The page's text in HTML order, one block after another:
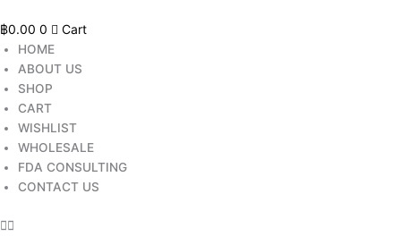
to
content
฿0.00 0 Cart
HOME
ABOUT US
SHOP
CART
WISHLIST
WHOLESALE
FDA CONSULTING
CONTACT US
Cover
Sac
Cap
Shampoo
(1
แพ็
คมี
ชิ้น)